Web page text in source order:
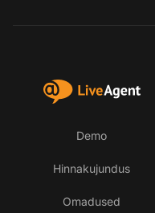
Demo
Hinnakujundus
Omadused